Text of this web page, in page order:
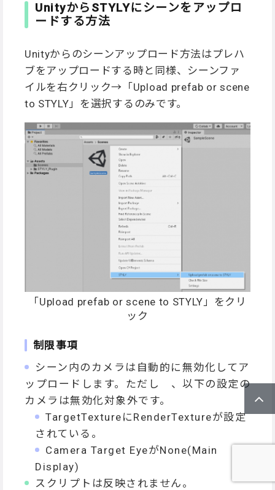
UnityからSTYLYにシーンをアップロ
ードする方法
Unityからのシーンアップロード方法はプレハ
ブをアップロードする時と同様、シーンファ
イルを右クリック→「Upload prefab or scene
to STYLY」を選択するのみです。
「Upload prefab or scene to STYLY」をクリ
ック
制限事項
シーン内のカメラは自動的に無効化してア
ップロードします。ただし 、以下の設定の
カメラは無効化対象外です。
TargetTextureにRenderTextureが設定
されている。
Camera Target EyeがNone(Main
Display)
スクリプトは反映されません。